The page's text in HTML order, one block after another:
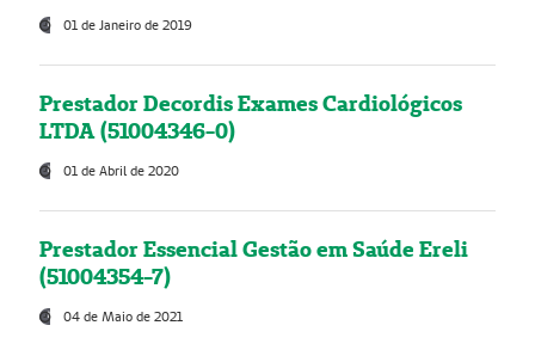
01 de Janeiro de 2019
Prestador Decordis Exames Cardiológicos
LTDA (51004346-0)
01 de Abril de 2020
Prestador Essencial Gestão em Saúde Ereli
(51004354-7)
04 de Maio de 2021